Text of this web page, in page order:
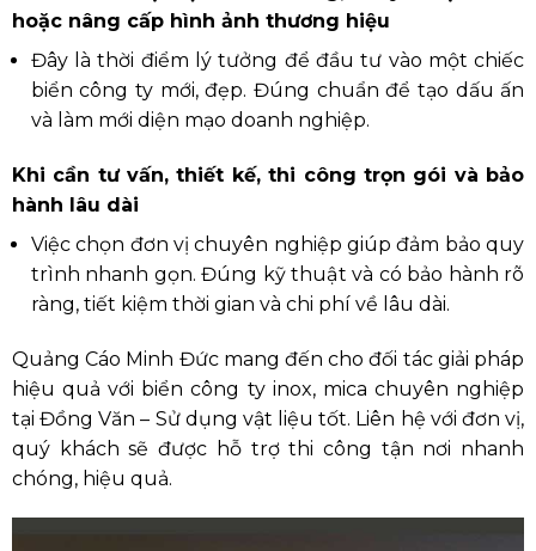
hoặc nâng cấp hình ảnh thương hiệu
Đây là thời điểm lý tưởng để đầu tư vào một chiếc
biển công ty mới, đẹp. Đúng chuẩn để tạo dấu ấn
và làm mới diện mạo doanh nghiệp.
Khi cần tư vấn, thiết kế, thi công trọn gói và bảo
hành lâu dài
Việc chọn đơn vị chuyên nghiệp giúp đảm bảo quy
trình nhanh gọn. Đúng kỹ thuật và có bảo hành rõ
ràng, tiết kiệm thời gian và chi phí về lâu dài.
Quảng Cáo Minh Đức mang đến cho đối tác giải pháp
hiệu quả với biển công ty inox, mica chuyên nghiệp
tại Đồng Văn – Sử dụng vật liệu tốt. Liên hệ với đơn vị,
quý khách sẽ được hỗ trợ thi công tận nơi nhanh
chóng, hiệu quả.